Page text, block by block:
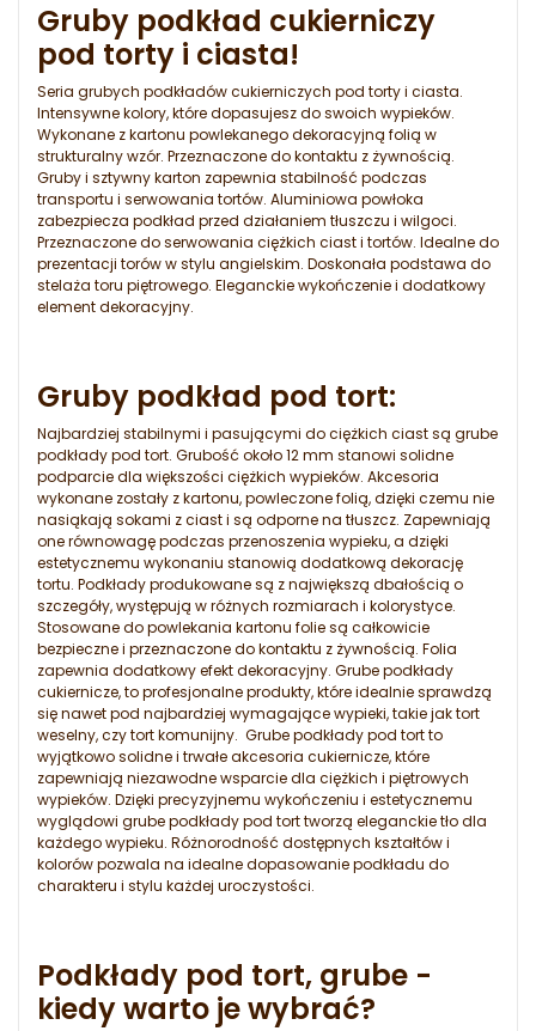
Gruby podkład cukierniczy
pod torty i ciasta!
Seria grubych podkładów cukierniczych pod torty i ciasta.
Intensywne kolory, które dopasujesz do swoich wypieków.
Wykonane z kartonu powlekanego dekoracyjną folią w
strukturalny wzór. Przeznaczone do kontaktu z żywnością.
Gruby i sztywny karton zapewnia stabilność podczas
transportu i serwowania tortów. Aluminiowa powłoka
zabezpiecza podkład przed działaniem tłuszczu i wilgoci.
Przeznaczone do serwowania ciężkich ciast i tortów. Idealne do
prezentacji torów w stylu angielskim. Doskonała podstawa do
stelaża toru piętrowego. Eleganckie wykończenie i dodatkowy
element dekoracyjny.
Gruby podkład pod tort:
Najbardziej stabilnymi i pasującymi do ciężkich ciast są grube
podkłady pod tort. Grubość około 12 mm stanowi solidne
podparcie dla większości ciężkich wypieków. Akcesoria
wykonane zostały z kartonu, powleczone folią, dzięki czemu nie
nasiąkają sokami z ciast i są odporne na tłuszcz. Zapewniają
one równowagę podczas przenoszenia wypieku, a dzięki
estetycznemu wykonaniu stanowią dodatkową dekorację
tortu. Podkłady produkowane są z największą dbałością o
szczegóły, występują w różnych rozmiarach i kolorystyce.
Stosowane do powlekania kartonu folie są całkowicie
bezpieczne i przeznaczone do kontaktu z żywnością. Folia
zapewnia dodatkowy efekt dekoracyjny. Grube podkłady
cukiernicze, to profesjonalne produkty, które idealnie sprawdzą
się nawet pod najbardziej wymagające wypieki, takie jak tort
weselny, czy tort komunijny. Grube podkłady pod tort to
wyjątkowo solidne i trwałe akcesoria cukiernicze, które
zapewniają niezawodne wsparcie dla ciężkich i piętrowych
wypieków. Dzięki precyzyjnemu wykończeniu i estetycznemu
wyglądowi grube podkłady pod tort tworzą eleganckie tło dla
każdego wypieku. Różnorodność dostępnych kształtów i
kolorów pozwala na idealne dopasowanie podkładu do
charakteru i stylu każdej uroczystości.
Podkłady pod tort, grube -
kiedy warto je wybrać?